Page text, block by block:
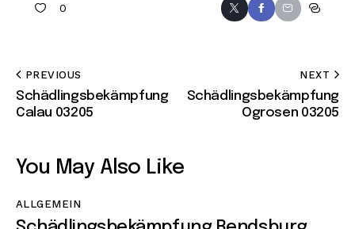
0
PREVIOUS
Schädlingsbekämpfung
Calau 03205
NEXT
Schädlingsbekämpfung
Ogrosen 03205
You May Also Like
ALLGEMEIN